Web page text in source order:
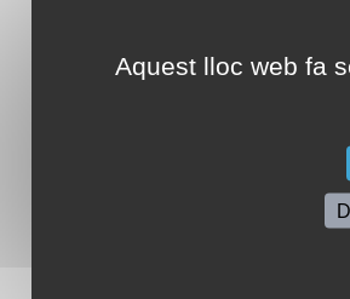
Aquest lloc web fa